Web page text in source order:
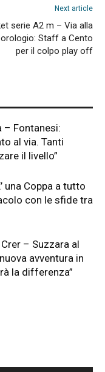
Next article
serie A2 m – Via alla
Staff a Cento
per il colpo play off
– Fontanesi:
al via. Tanti
il livello”
una Coppa a tutto
con le sfide tra
– Suzzara al
avventura in
la differenza”